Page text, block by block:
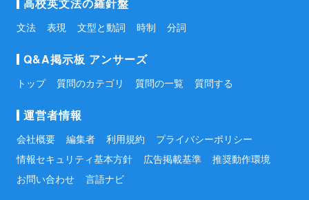
高校英文法の羅針盤
文法 表現 文型と動詞 時制 分詞
Q&A掲示板 アンサーズ
トップ 質問のカテゴリ 質問の一覧 質問する
運営者情報
会社概要 編集者 利用規約
プライバシーポリシー
情報セキュリティ基本方針
広告掲載基準
推奨動作環境
お問い合わせ
言語ナビ